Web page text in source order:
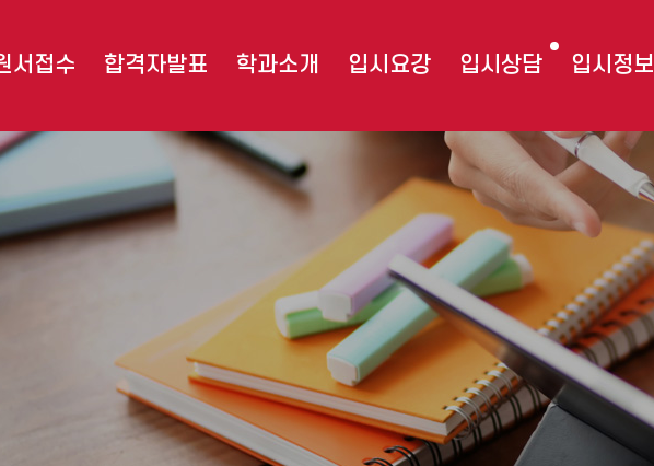
서접수 합격자발표 학과소개 입시요강 입시상담 입시정보